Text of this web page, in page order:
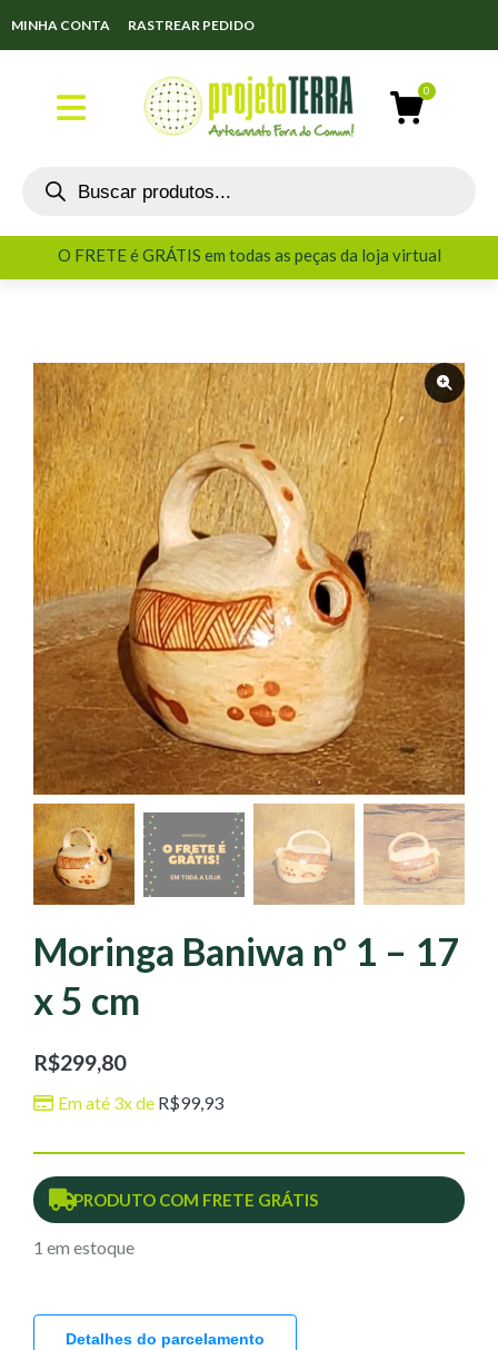
MINHA CONTA RASTREAR PEDIDO
O FRETE é GRÁTIS em todas as peças da loja virtual
O FRETE é GRÁTIS em todas as peças da loja virtual
Moringa Baniwa nº 1 – 17
x 5 cm
R$299,80
Em até 3x de R$99,93
PRODUTO COM FRETE GRÁTIS
1 em estoque
Detalhes do parcelamento